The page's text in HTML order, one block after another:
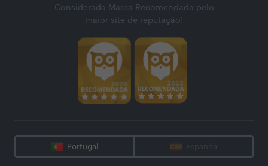
Considerada Marca Recomendada pelo
maior site de reputação!
Portugal Espanha